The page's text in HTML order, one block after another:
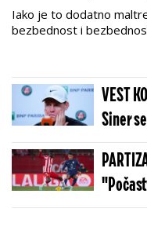
Iako je to dodatno
bezbednost i
VEST
Siner
sa